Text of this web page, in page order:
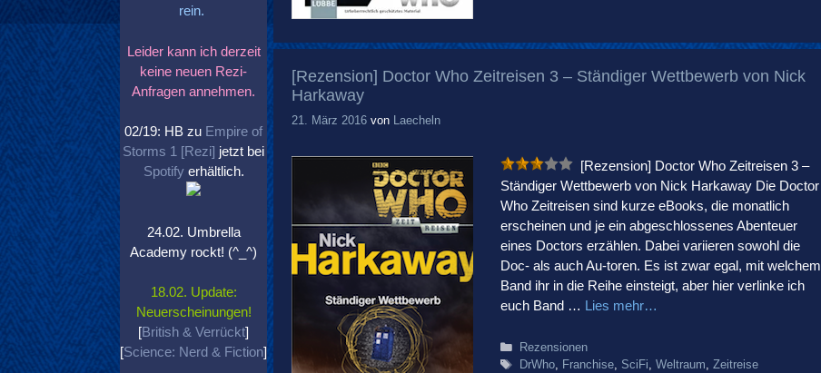
[Rezension] Doctor Who Zeitreisen 3 – Ständiger Wettbewerb von Nick
Harkaway
21. März 2016 von Laecheln
[Rezension] Doctor Who Zeitreisen 3 –
Ständiger Wettbewerb von Nick Harkaway Die Doctor
Who Zeitreisen sind kurze eBooks, die monatlich
erscheinen und je ein abgeschlossenes Abenteuer
eines Doctors erzählen. Dabei variieren sowohl die
Doc- als auch Au-toren. Es ist zwar egal, mit welchem
Band ihr in die Reihe einsteigt, aber hier verlinke ich
euch Band … Lies mehr…
Kategorien
Rezensionen
Schlagwörter
DrWho, Franchise, SciFi, Weltraum, Zeitreise
rein.
Leider kann ich derzeit
keine neuen Rezi-
Anfragen annehmen.
02/19: HB zu Empire of
Storms 1 [Rezi] jetzt bei
Spotifyerhältlich.
24.02. Umbrella
Academy rockt! (^_^)
18.02. Update:
Neuerscheinungen!
[British & Verrückt]
[Science: Nerd & Fiction]